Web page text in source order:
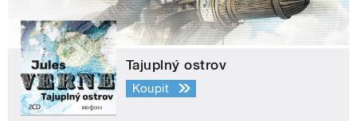
Tajuplný ostrov
Koupit